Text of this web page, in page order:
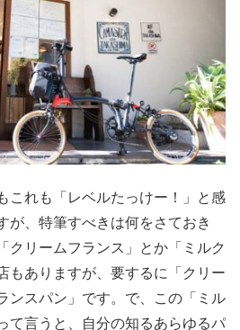
これも「レベルたっけー！」と感
が、特筆すべきは何をさておき
クリームフランス」とか「ミルク
もありますが、要するに「クリー
ンスパン」です。で、この「ミル
て言うと、自分の知るあらゆるパ